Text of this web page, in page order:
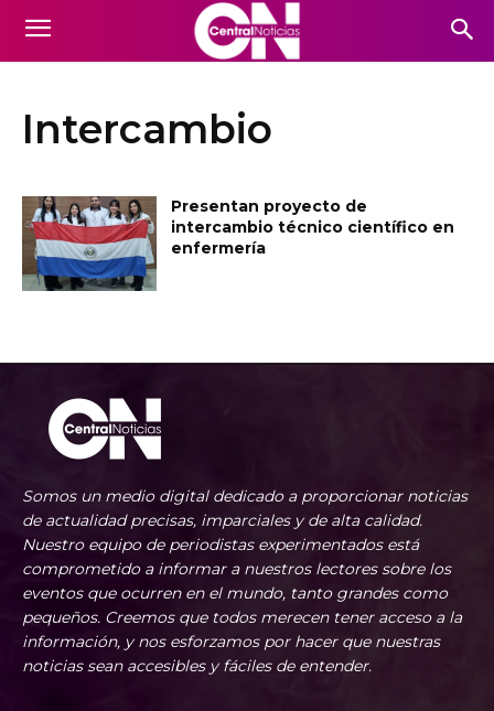
Intercambio
Presentan proyecto de
intercambio técnico científico en
enfermería
Somos un medio digital dedicado a proporcionar noticias
de actualidad precisas, imparciales y de alta calidad.
Nuestro equipo de periodistas experimentados está
comprometido a informar a nuestros lectores sobre los
eventos que ocurren en el mundo, tanto grandes como
pequeños. Creemos que todos merecen tener acceso a la
información, y nos esforzamos por hacer que nuestras
noticias sean accesibles y fáciles de entender.